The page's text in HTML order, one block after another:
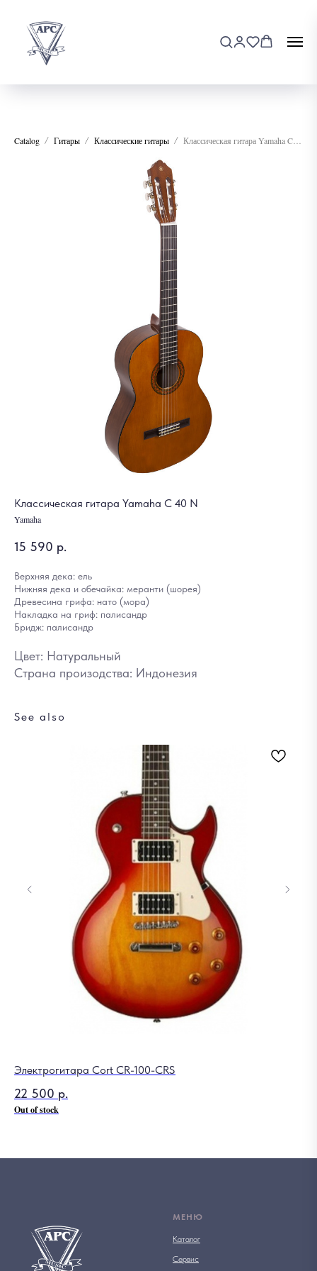
Catalog Гитары Классические гитары
Классическая гитара Yamaha C 40 N
Yamaha
15 590 р.
Верхняя дека: ель
Нижняя дека и обечайка: меранти (шорея)
Древесина грифа: нато (мора)
Накладка на гриф: палисандр
Бридж: палисандр
Цвет: Натуральный
Страна произодства: Индонезия
See also
Электрогитара Cort CR-100-CRS
22 500 р.
Out of stock
МЕНЮ
Каталог
Сервис